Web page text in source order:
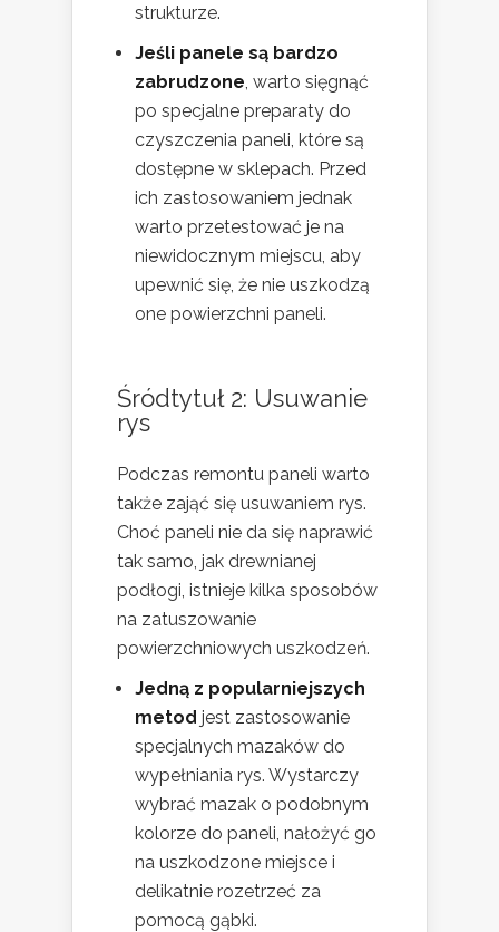
strukturze.
Jeśli panele są bardzo
zabrudzone , warto sięgnąć
po specjalne preparaty do
czyszczenia paneli, które są
dostępne w sklepach. Przed
ich zastosowaniem jednak
warto przetestować je na
niewidocznym miejscu, aby
upewnić się, że nie uszkodzą
one powierzchni paneli.
Śródtytuł 2: Usuwanie
rys
Podczas remontu paneli warto
także zająć się usuwaniem rys.
Choć paneli nie da się naprawić
tak samo, jak drewnianej
podłogi, istnieje kilka sposobów
na zatuszowanie
powierzchniowych uszkodzeń.
Jedną z popularniejszych
metod jest zastosowanie
specjalnych mazaków do
wypełniania rys. Wystarczy
wybrać mazak o podobnym
kolorze do paneli, nałożyć go
na uszkodzone miejsce i
delikatnie rozetrzeć za
pomocą gąbki.